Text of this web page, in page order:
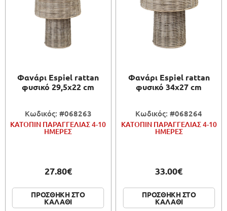
Φανάρι Espiel rattan
φυσικό 29,5x22 cm
Κωδικός: #068263
ΚΑΤΟΠΙΝ ΠΑΡΑΓΓΕΛΙΑΣ 4-10
ΗΜΕΡΕΣ
27.80€
ΠΡΟΣΘΗΚΗ ΣΤΟ
ΚΑΛΑΘΙ
Φανάρι Espiel rattan
φυσικό 34x27 cm
Κωδικός: #068264
ΚΑΤΟΠΙΝ ΠΑΡΑΓΓΕΛΙΑΣ 4-10
ΗΜΕΡΕΣ
33.00€
ΠΡΟΣΘΗΚΗ ΣΤΟ
ΚΑΛΑΘΙ